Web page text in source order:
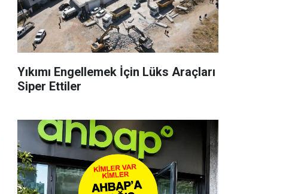
Yıkımı Engellemek İçin Lüks Araçları
Siper Ettiler